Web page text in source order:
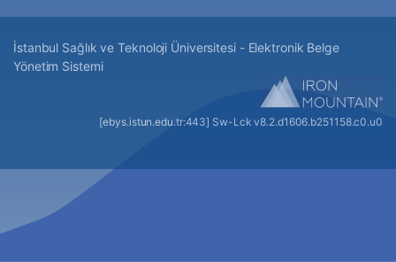
İstanbul Sağlık ve Teknoloji Üniversitesi - Elektronik Belge
Yönetim Sistemi
[ebys.istun.edu.tr:443] Sw-Lck v8.2.d1606.b251158.c0.u0